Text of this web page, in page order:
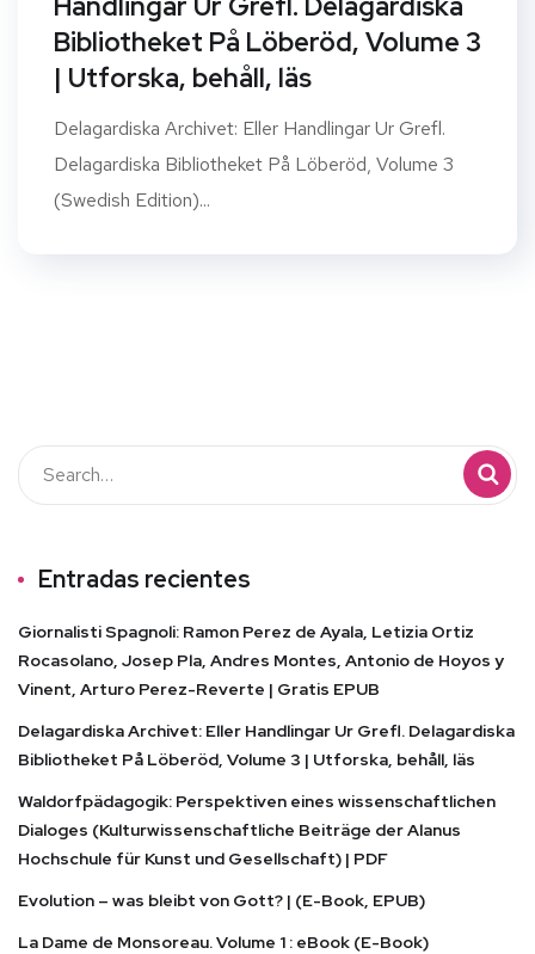
Bibliotheket På Löberöd, Volume 3
| Utforska, behåll, läs
Delagardiska Archivet: Eller Handlingar Ur Grefl.
Delagardiska Bibliotheket På Löberöd, Volume 3
(Swedish Edition)...
Entradas recientes
Giornalisti Spagnoli: Ramon Perez de Ayala, Letizia Ortiz
Rocasolano, Josep Pla, Andres Montes, Antonio de Hoyos y
Vinent, Arturo Perez-Reverte | Gratis EPUB
Delagardiska Archivet: Eller Handlingar Ur Grefl. Delagardiska
Bibliotheket På Löberöd, Volume 3 | Utforska, behåll, läs
Waldorfpädagogik: Perspektiven eines wissenschaftlichen
Dialoges (Kulturwissenschaftliche Beiträge der Alanus
Hochschule für Kunst und Gesellschaft) | PDF
Evolution – was bleibt von Gott? | (E-Book, EPUB)
La Dame de Monsoreau. Volume 1 : eBook (E-Book)